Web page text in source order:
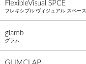
FlexibleVisual SPCE
フレキシブル ヴィジュアル スペース
glamb
グラム
GLIMCLAP